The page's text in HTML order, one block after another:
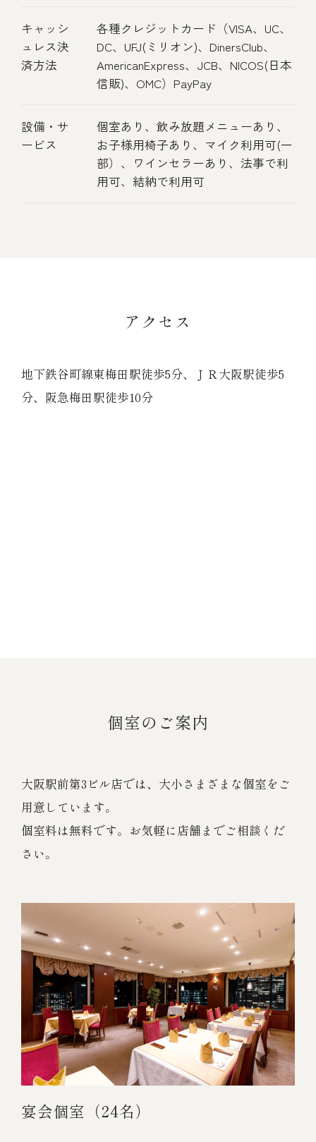
キャッシ
ュレス決
済方法
各種クレジットカード（VISA、UC、
DC、UFJ(ミリオン)、DinersClub、
AmericanExpress、JCB、NICOS(日本
信販)、OMC）PayPay
設備・サ
ービス
個室あり、飲み放題メニューあり、
お子様用椅子あり、マイク利用可(一
部）、ワインセラーあり、法事で利
用可、結納で利用可
アクセス
地下鉄谷町線東梅田駅徒歩5分、ＪＲ大阪駅徒歩5
分、阪急梅田駅徒歩10分
個室のご案内
大阪駅前第3ビル店では、大小さまざまな個室をご
用意しています。
個室料は無料です。お気軽に店舗までご相談くだ
さい。
宴会個室（24名）